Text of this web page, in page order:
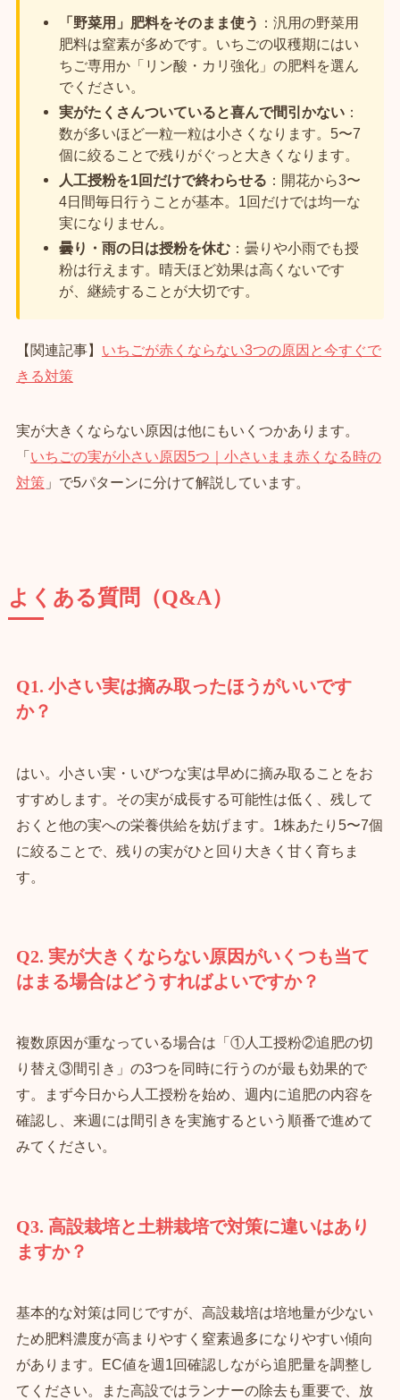
「野菜用」肥料をそのまま使う ：汎用の野菜用
肥料は窒素が多めです。いちごの収穫期にはい
ちご専用か「リン酸・カリ強化」の肥料を選ん
でください。
実がたくさんついていると喜んで間引かない ：
数が多いほど一粒一粒は小さくなります。5〜7
個に絞ることで残りがぐっと大きくなります。
人工授粉を1回だけで終わらせる ：開花から3〜
4日間毎日行うことが基本。1回だけでは均一な
実になりません。
曇り・雨の日は授粉を休む ：曇りや小雨でも授
粉は行えます。晴天ほど効果は高くないです
が、継続することが大切です。
【関連記事】 いちごが赤くならない3つの原因と今すぐで
きる対策
実が大きくならない原因は他にもいくつかあります。
「いちごの実が小さい原因5つ｜小さいまま赤くなる時の
対策」で5パターンに分けて解説しています。
よくある質問（Q&A）
Q1. 小さい実は摘み取ったほうがいいです
か？
はい。小さい実・いびつな実は早めに摘み取ることをお
すすめします。その実が成長する可能性は低く、残して
おくと他の実への栄養供給を妨げます。1株あたり5〜7個
に絞ることで、残りの実がひと回り大きく甘く育ちま
す。
Q2. 実が大きくならない原因がいくつも当て
はまる場合はどうすればよいですか？
複数原因が重なっている場合は「①人工授粉②追肥の切
り替え③間引き」の3つを同時に行うのが最も効果的で
す。まず今日から人工授粉を始め、週内に追肥の内容を
確認し、来週には間引きを実施するという順番で進めて
みてください。
Q3. 高設栽培と土耕栽培で対策に違いはあり
ますか？
基本的な対策は同じですが、高設栽培は培地量が少ない
ため肥料濃度が高まりやすく窒素過多になりやすい傾向
があります。EC値を週1回確認しながら追肥量を調整し
てください。また高設ではランナーの除去も重要で、放